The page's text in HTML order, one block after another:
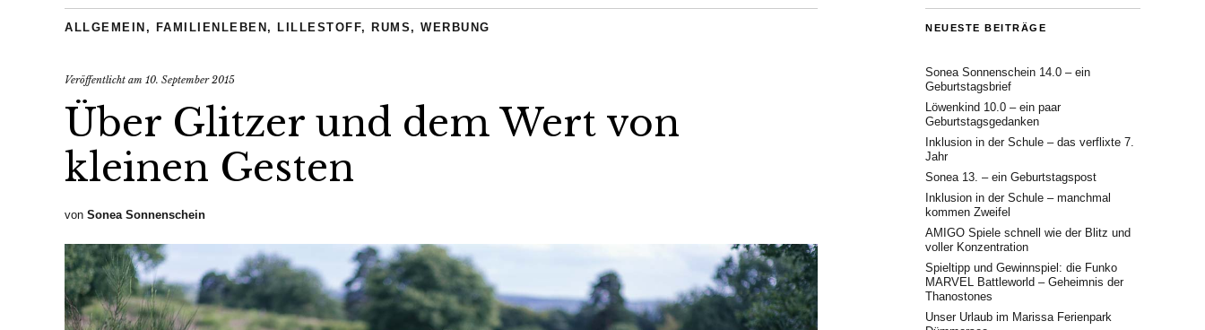
ALLGEMEIN , FAMILIENLEBEN , LILLESTOFF, RUMS , WERBUNG
Veröffentlicht am 10. September 2015
Über Glitzer und dem Wert von
kleinen Gesten
von Sonea Sonnenschein
NEUESTE BEITRÄGE
Sonea Sonnenschein 14.0 – ein
Geburtstagsbrief
Löwenkind 10.0 – ein paar
Geburtstagsgedanken
Inklusion in der Schule – das verflixte 7.
Jahr
Sonea 13. – ein Geburtstagspost
Inklusion in der Schule – manchmal
kommen Zweifel
AMIGO Spiele schnell wie der Blitz und
voller Konzentration
Spieltipp und Gewinnspiel: die Funko
MARVEL Battleworld – Geheimnis der
Thanostones
Unser Urlaub im Marissa Ferienpark